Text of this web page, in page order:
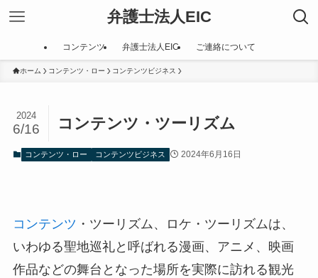
弁護士法人EIC
コンテンツ 弁護士法人EIC ご連絡について
ホーム コンテンツ・ロー コンテンツビジネス
コンテンツ・ツーリズム
2024
6/16
コンテンツ・ロー コンテンツビジネス 2024年6月16日
コンテンツ ・ツーリズム、ロケ・ツーリズムは、
いわゆる聖地巡礼と呼ばれる漫画、アニメ、映画
作品などの舞台となった場所を実際に訪れる観光